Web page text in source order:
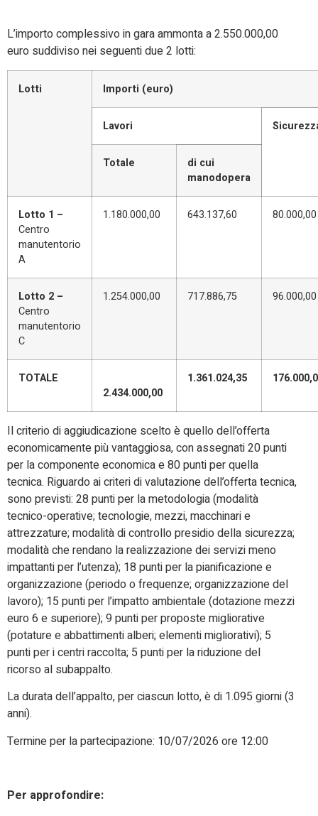
L’importo complessivo in gara ammonta a 2.550.000,00
euro suddiviso nei seguenti due 2 lotti:
Lotti Importi (euro)
Lavori
Totale
di cui
manodopera
Lotto 1 –
Centro
manutentorio
A
1.180.000,00 643.137,60 80.000,00
Lotto 2 –
Centro
manutentorio
C
1.254.000,00 717.886,75 96.000,00
TOTALE
2.434.000,00
1.361.024,35
Il criterio di aggiudicazione scelto è quello dell’offerta
economicamente più vantaggiosa, con assegnati 20 punti
per la componente economica e 80 punti per quella
tecnica. Riguardo ai criteri di valutazione dell’offerta tecnica,
sono previsti: 28 punti per la metodologia (modalità
tecnico-operative; tecnologie, mezzi, macchinari e
attrezzature; modalità di controllo presidio della sicurezza;
modalità che rendano la realizzazione dei servizi meno
impattanti per l’utenza); 18 punti per la pianificazione e
organizzazione (periodo o frequenze; organizzazione del
lavoro); 15 punti per l’impatto ambientale (dotazione mezzi
euro 6 e superiore); 9 punti per proposte migliorative
(potature e abbattimenti alberi; elementi migliorativi); 5
punti per i centri raccolta; 5 punti per la riduzione del
ricorso al subappalto.
La durata dell’appalto, per ciascun lotto, è di 1.095 giorni (3
anni).
Termine per la partecipazione: 10/07/2026 ore 12:00
Per approfondire: